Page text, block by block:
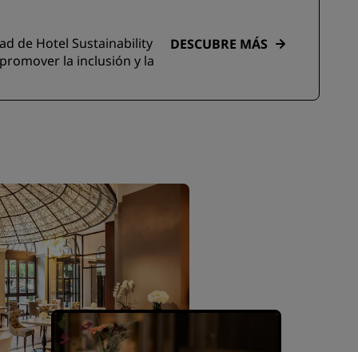
de Hotel Sustainability
la inclusión y la
DESCUBRE MÁS